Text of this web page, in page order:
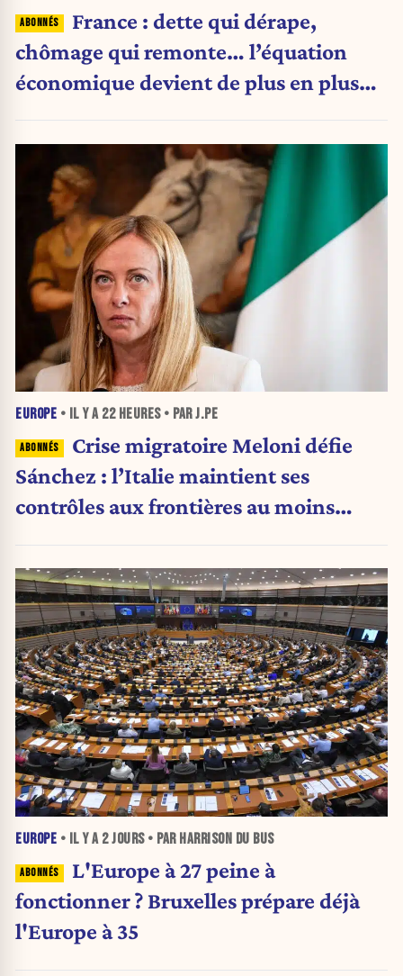
France : dette qui dérape,
chômage qui remonte… l’équation
économique devient de plus en plus
EUROPE • IL Y A 22 HEURES• PAR J.PE
Crise migratoire Meloni défie
Sánchez : l’Italie maintient ses
contrôles aux frontières au moins
EUROPE • IL Y A 2 JOURS• PAR HARRISON DU BUS
L'Europe à 27 peine à
fonctionner ? Bruxelles prépare déjà
l'Europe à 35